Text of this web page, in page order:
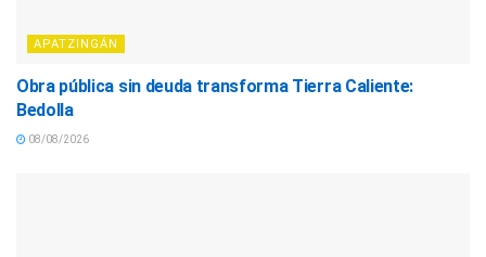
APATZINGÁN
Obra pública sin deuda transforma Tierra Caliente:
Bedolla
08/08/2026